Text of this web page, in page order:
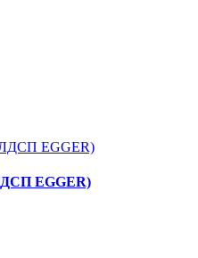
EGGER)